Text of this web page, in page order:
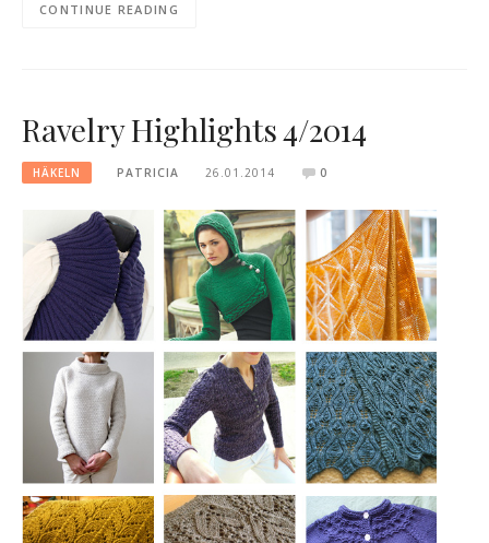
CONTINUE READING
Ravelry Highlights 4/2014
HÄKELN PATRICIA 26.01.2014 0